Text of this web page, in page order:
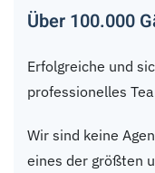
Über 100.000
Erfolgreiche und
professionelles
Wir sind keine
eines der größten